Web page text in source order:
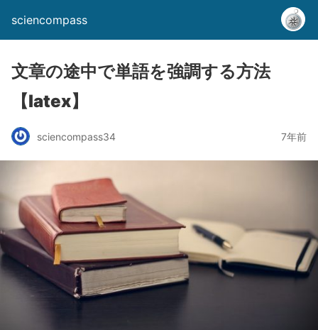
sciencompass
文章の途中で単語を強調する方法
【latex】
sciencompass34 7年前